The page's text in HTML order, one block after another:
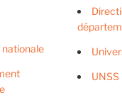
UNSS